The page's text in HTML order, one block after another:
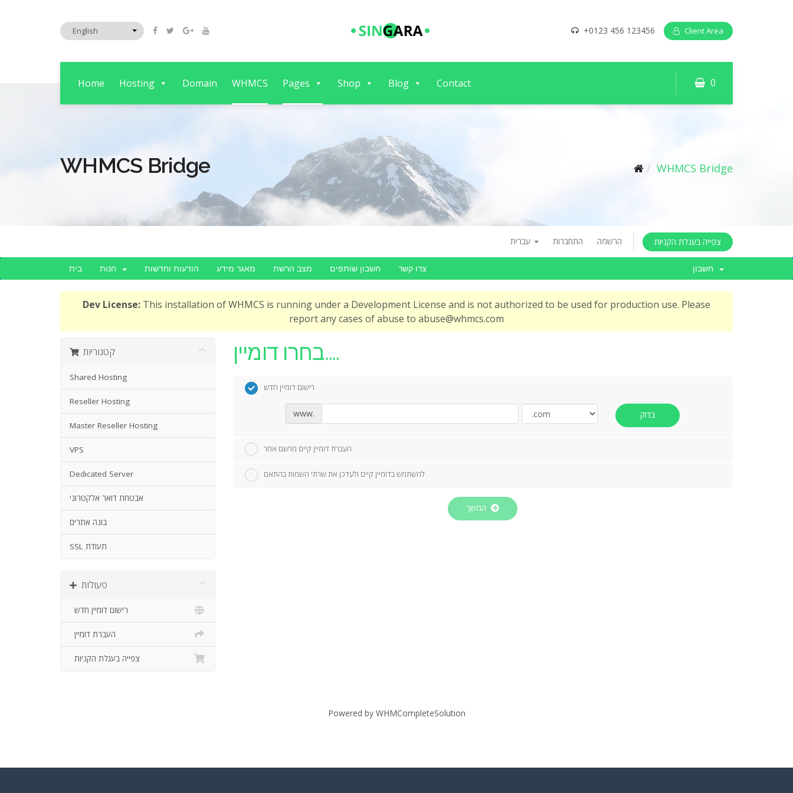
+0123 456 123456 Client Area
0
Home Hosting Domain WHMCS Pages Shop Blog Contact
WHMCS Bridge WHMCS Bridge
התחברות הרשמה צפייה בעגלת הקניות
בית הודעות וחדשות מאגר מידע מצב הרשת חשבון שותפים צרו קשר
Dev License: This installation of WHMCS is running under a Development License and is not authorized to be used for production use. Please
report any cases of abuse to abuse@whmcs.com
קטגוריות
Shared Hosting
Reseller Hosting
Master Reseller Hosting
VPS
Dedicated Server
אבטחת דואר אלקטרוני
בונה אתרים
SSL תעודת
פעולות
רישום דומיין חדש
העברת דומיין
צפייה בעגלת הקניות
בחרו דומיין....
רישום דומיין חדש
www. בדוק
העברת דומיין קיים מרשם אחר
להשתמש בדומיין קיים ולעדכן את שרתי השמות בהתאם
המשך
Powered by WHMCompleteSolution